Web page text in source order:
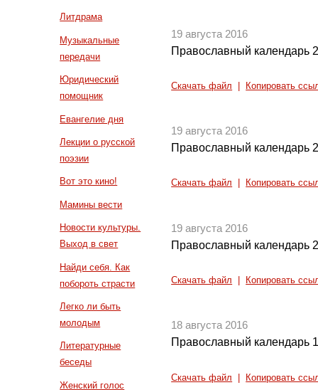
Литдрама
Музыкальные
передачи
Юридический
помощник
Евангелие дня
Лекции о русской
поэзии
Вот это кино!
Мамины вести
Новости культуры.
Выход в свет
Найди себя. Как
побороть страсти
Легко ли быть
молодым
Литературные
беседы
Женский голос
19 августа 2016
Православный календарь
Скачать файл Копировать
19 августа 2016
Православный календарь
Скачать файл Копировать
19 августа 2016
Православный календарь
Скачать файл Копировать
18 августа 2016
Православный календарь
Скачать файл Копировать